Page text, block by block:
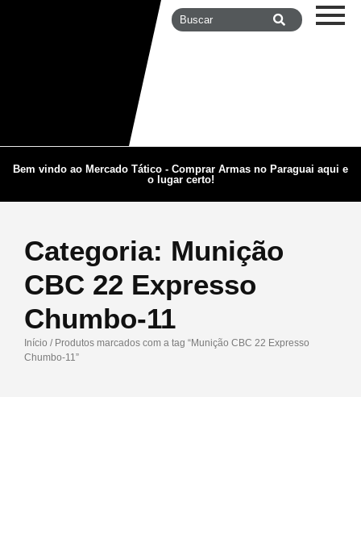
Bem vindo ao Mercado Tático - Comprar Armas no Paraguai aqui e
o lugar certo!
Categoria: Munição
CBC 22 Expresso
Chumbo-11
Início / Produtos marcados com a tag “Munição CBC 22 Expresso
Chumbo-11”